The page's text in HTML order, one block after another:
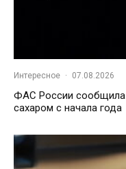
Интересное · 07.08.2026
ФАС России сообщила
сахаром с начала года